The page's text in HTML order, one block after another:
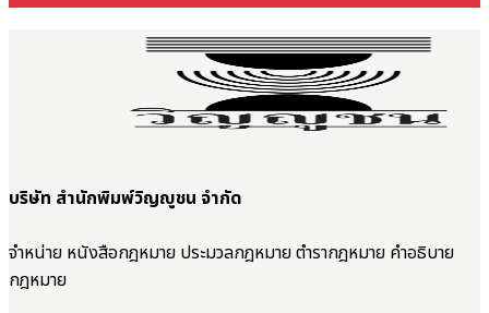
บริษัท สำนักพิมพ์วิญญูชน จำกัด
จำหน่าย หนังสือกฎหมาย ประมวลกฎหมาย ตำรากฎหมาย คำอธิบาย
กฎหมาย